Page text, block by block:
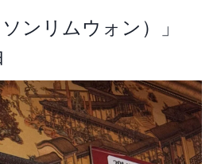
ンリムウォン）」